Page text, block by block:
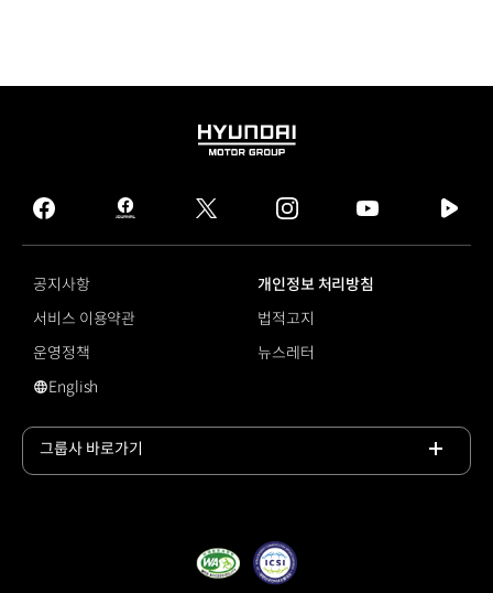
HYUNDAI
GROUP
facebook
hmg
journal
twitter instagram
tv
공지사항
개인정보 처리방침
서비스 이용약관
법적고지
운영정책
뉴스레터
#전기차 배터리
English
그룹사 바로가기